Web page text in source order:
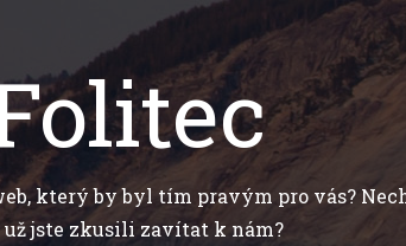
který by byl tím pravým pro vás?
už jste zkusili zavítat k nám?